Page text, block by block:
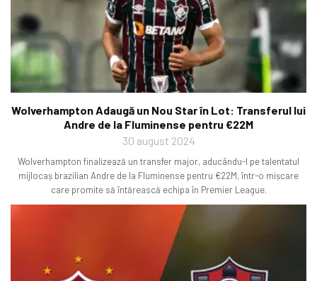
Wolverhampton Adaugă un Nou Star în Lot: Transferul lui
Andre de la Fluminense pentru €22M
30 august 2024
Wolverhampton finalizează un transfer major, aducându-l pe talentatul
mijlocaș brazilian Andre de la Fluminense pentru €22M, într-o mișcare
care promite să întărească echipa în Premier League.